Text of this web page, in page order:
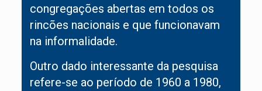
congregações abertas em todos os
rincões nacionais e que funcionavam
na informalidade.
Outro dado interessante da pesquisa
refere-se ao período de 1960 a 1980,